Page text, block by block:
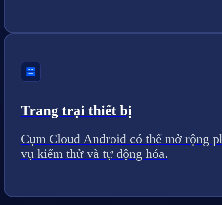
Trang trại thiết bị
Cụm Cloud Android có thể mở rộng
vụ kiểm thử và tự động hóa.